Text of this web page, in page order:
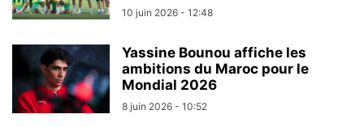
10 juin 2026 - 12:48
Yassine Bounou affiche les
ambitions du Maroc pour le
Mondial 2026
8 juin 2026 - 10:52